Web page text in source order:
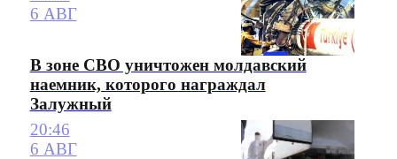
6 АВГ
В зоне СВО уничтожен молдавский
наемник, которого награждал
Залужный
20:46
6 АВГ